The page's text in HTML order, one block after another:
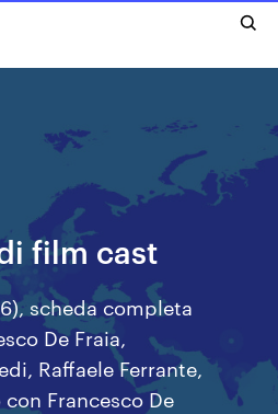
film cast
scheda completa
De Fraia,
Raffaele Ferrante,
Francesco De